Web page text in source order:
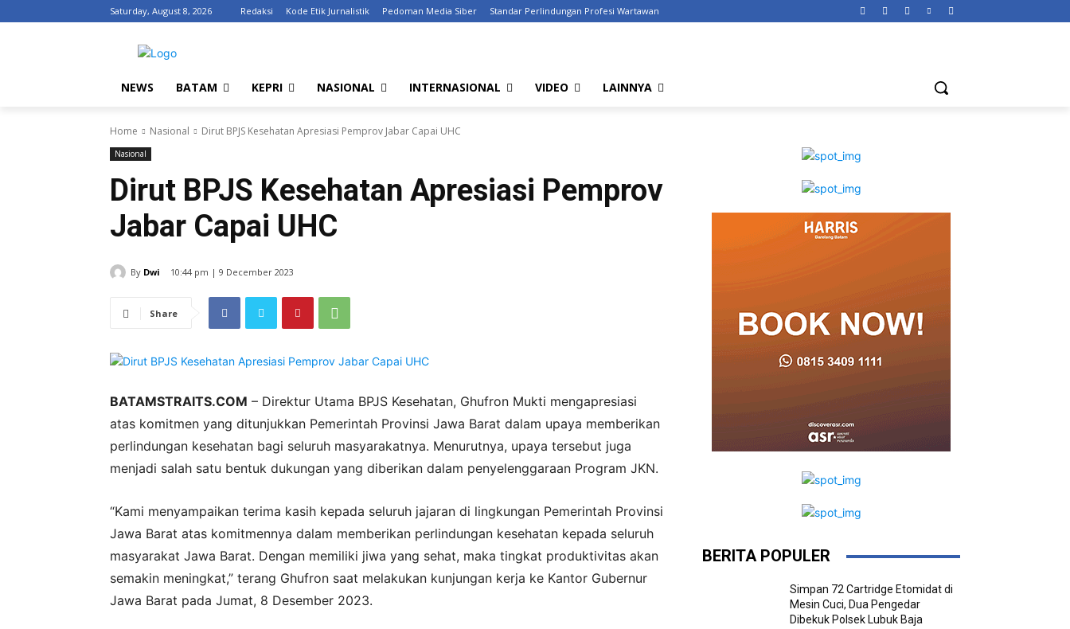
Saturday, August 8, 2026 Redaksi Kode Etik Jurnalistik Pedoman Media Siber Standar Perlindungan Profesi Wartawan
NEWS BATAM KEPRI NASIONAL INTERNASIONAL VIDEO LAINNYA
Home Nasional Dirut BPJS Kesehatan Apresiasi Pemprov Jabar Capai UHC
Nasional
Dirut BPJS Kesehatan Apresiasi Pemprov
Jabar Capai UHC
By Dwi 10:44 pm | 9 December 2023
Share
BATAMSTRAITS.COM – Direktur Utama BPJS Kesehatan, Ghufron Mukti mengapresiasi
atas komitmen yang ditunjukkan Pemerintah Provinsi Jawa Barat dalam upaya memberikan
perlindungan kesehatan bagi seluruh masyarakatnya. Menurutnya, upaya tersebut juga
menjadi salah satu bentuk dukungan yang diberikan dalam penyelenggaraan Program JKN.
“Kami menyampaikan terima kasih kepada seluruh jajaran di lingkungan Pemerintah Provinsi
Jawa Barat atas komitmennya dalam memberikan perlindungan kesehatan kepada seluruh
masyarakat Jawa Barat. Dengan memiliki jiwa yang sehat, maka tingkat produktivitas akan
semakin meningkat,” terang Ghufron saat melakukan kunjungan kerja ke Kantor Gubernur
Jawa Barat pada Jumat, 8 Desember 2023.
BERITA POPULER
Simpan 72 Cartridge Etomidat di
Mesin Cuci, Dua Pengedar
Dibekuk Polsek Lubuk Baja